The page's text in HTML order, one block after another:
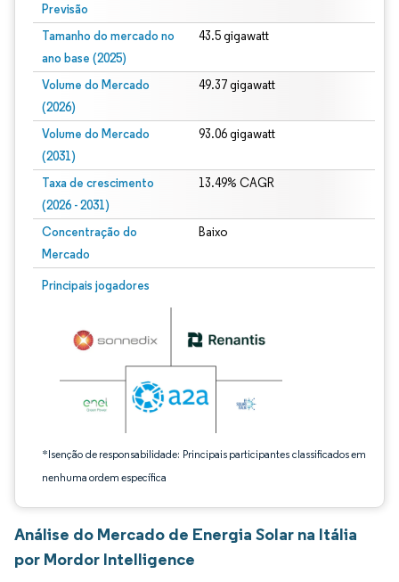
Previsão
Tamanho do mercado no
ano base (2025)
43.5 gigawatt
Volume do Mercado
(2026)
49.37 gigawatt
Volume do Mercado
(2031)
93.06 gigawatt
Taxa de crescimento
(2026 - 2031)
13.49% CAGR
Concentração do
Mercado
Baixo
Principais jogadores
*Isenção de responsabilidade: Principais participantes classificados em
nenhuma ordem específica
Imagem © Mordor Intelligence. O reuso requer atribuição conforme CC BY 4.0.
Análise do Mercado de Energia Solar na Itália
por Mordor Intelligence